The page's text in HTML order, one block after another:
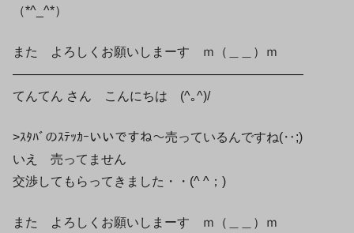
（*^_^*）
また よろしくお願いしまーす ｍ（＿＿）ｍ
———————————————————————
てんてん さん こんにちは (^｡^)/
>ｽﾀﾊﾞのｽﾃｯｶｰいいですね～売っているんですね(‥;)
いえ 売ってません
交渉してもらってきました・・(^ ^；)ゞ
また よろしくお願いしまーす ｍ（＿＿）ｍ